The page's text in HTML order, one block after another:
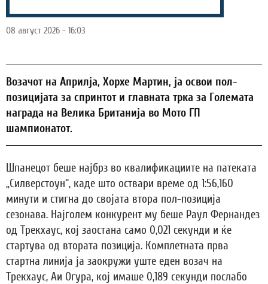
08 август 2026 - 16:03
Возачот на Априлја, Хорхе Мартин, ја освои пол-
позицијата за спринтот и главната трка за Големата
награда на Велика Британија во Мото ГП
шампионатот.
Шпанецот беше најбрз во квалификациите на патеката
„Силверстоун“, каде што оствари време од 1:56,160
минути и стигна до својата втора пол-позиција
сезонава. Најголем конкурент му беше Раул Фернандез
од Трекхаус, кој заостана само 0,021 секунди и ќе
стартува од втората позиција. Комплетната прва
стартна линија ја заокружи уште еден возач на
Трекхаус, Аи Огура, кој имаше 0,189 секунди послабо